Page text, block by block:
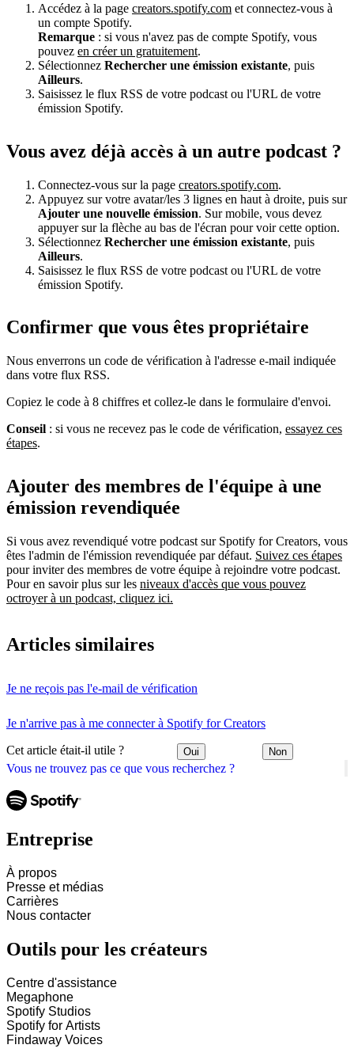
Vous ne trouvez pas ce que vous recherchez ?
Accédez à la page creators.spotify.com et connectez-vous à
un compte Spotify.
Remarque : si vous n'avez pas de compte Spotify, vous
pouvez en créer un gratuitement.
Sélectionnez Rechercher une émission existante, puis
Ailleurs.
Saisissez le flux RSS de votre podcast ou l'URL de votre
émission Spotify.
Vous avez déjà accès à un autre podcast ?
Connectez-vous sur la page creators.spotify.com.
Appuyez sur votre avatar/les 3 lignes en haut à droite, puis sur
Ajouter une nouvelle émission. Sur mobile, vous devez
appuyer sur la flèche au bas de l'écran pour voir cette option.
Sélectionnez Rechercher une émission existante, puis
Ailleurs.
Saisissez le flux RSS de votre podcast ou l'URL de votre
émission Spotify.
Confirmer que vous êtes propriétaire
Nous enverrons un code de vérification à l'adresse e-mail indiquée
dans votre flux RSS.
Copiez le code à 8 chiffres et collez-le dans le formulaire d'envoi.
Conseil : si vous ne recevez pas le code de vérification, essayez ces
étapes.
Ajouter des membres de l'équipe à une
émission revendiquée
Si vous avez revendiqué votre podcast sur Spotify for Creators, vous
êtes l'admin de l'émission revendiquée par défaut. Suivez ces étapes
pour inviter des membres de votre équipe à rejoindre votre podcast.
Pour en savoir plus sur les niveaux d'accès que vous pouvez
octroyer à un podcast, cliquez ici.
Articles similaires
Je ne reçois pas l'e-mail de vérification
Je n'arrive pas à me connecter à Spotify for Creators
Cet article était-il utile ? Oui Non
Entreprise
À propos
Presse et médias
Carrières
Nous contacter
Outils pour les créateurs
Centre d'assistance
Megaphone
Spotify Studios
Spotify for Artists
Findaway Voices